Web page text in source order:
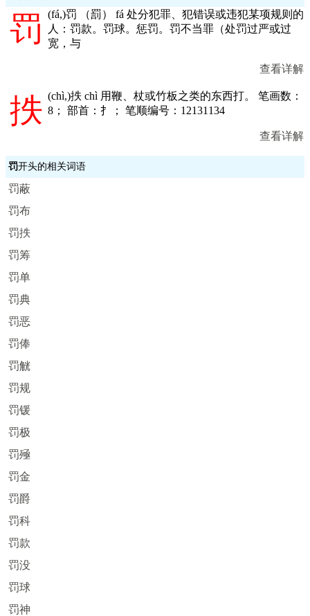
罚 (fá,)罚 （罰） fá 处分犯罪、犯错误或违犯某项规则的
人：罚款。罚球。惩罚。罚不当罪（处罚过严或过
宽，与
查看详解
抶 (chì,)抶 chì 用鞭、杖或竹板之类的东西打。 笔画数：
8； 部首：扌； 笔顺编号：12131134
查看详解
罚开头的相关词语
罚蔽
罚布
罚抶
罚筹
罚单
罚典
罚恶
罚俸
罚觥
罚规
罚锾
罚极
罚殛
罚金
罚爵
罚科
罚款
罚没
罚球
罚神